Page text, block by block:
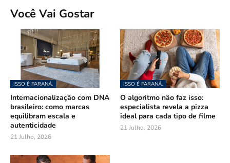
Você Vai Gostar
ISSO É PARANÁ.
Internacionalização com DNA
brasileiro: como marcas
equilibram escala e
autenticidade
21 Julho, 2026
ISSO É PARANÁ.
O algoritmo não faz isso:
especialista revela a pizza
ideal para cada tipo de filme
21 Julho, 2026